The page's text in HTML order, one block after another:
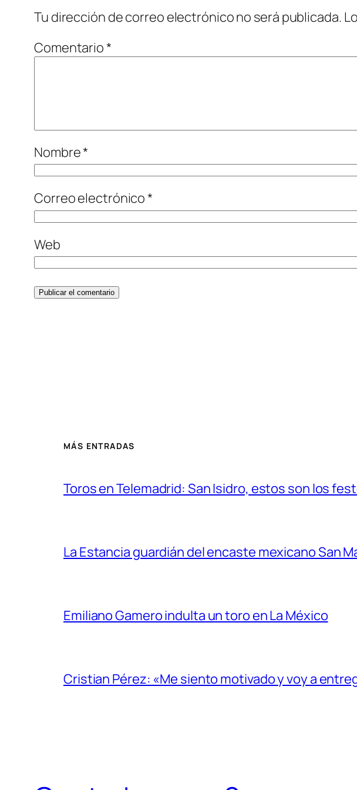
Tu dirección de correo electrónico no será publicada.
Comentario*
Nombre*
Correo electrónico*
Web
MÁS ENTRADAS
Toros en Telemadrid: San Isidro, estos son los
La Estancia guardián del encaste mexicano San
Emiliano Gamero indulta un toro en La México
Cristian Pérez: «Me siento motivado y voy a